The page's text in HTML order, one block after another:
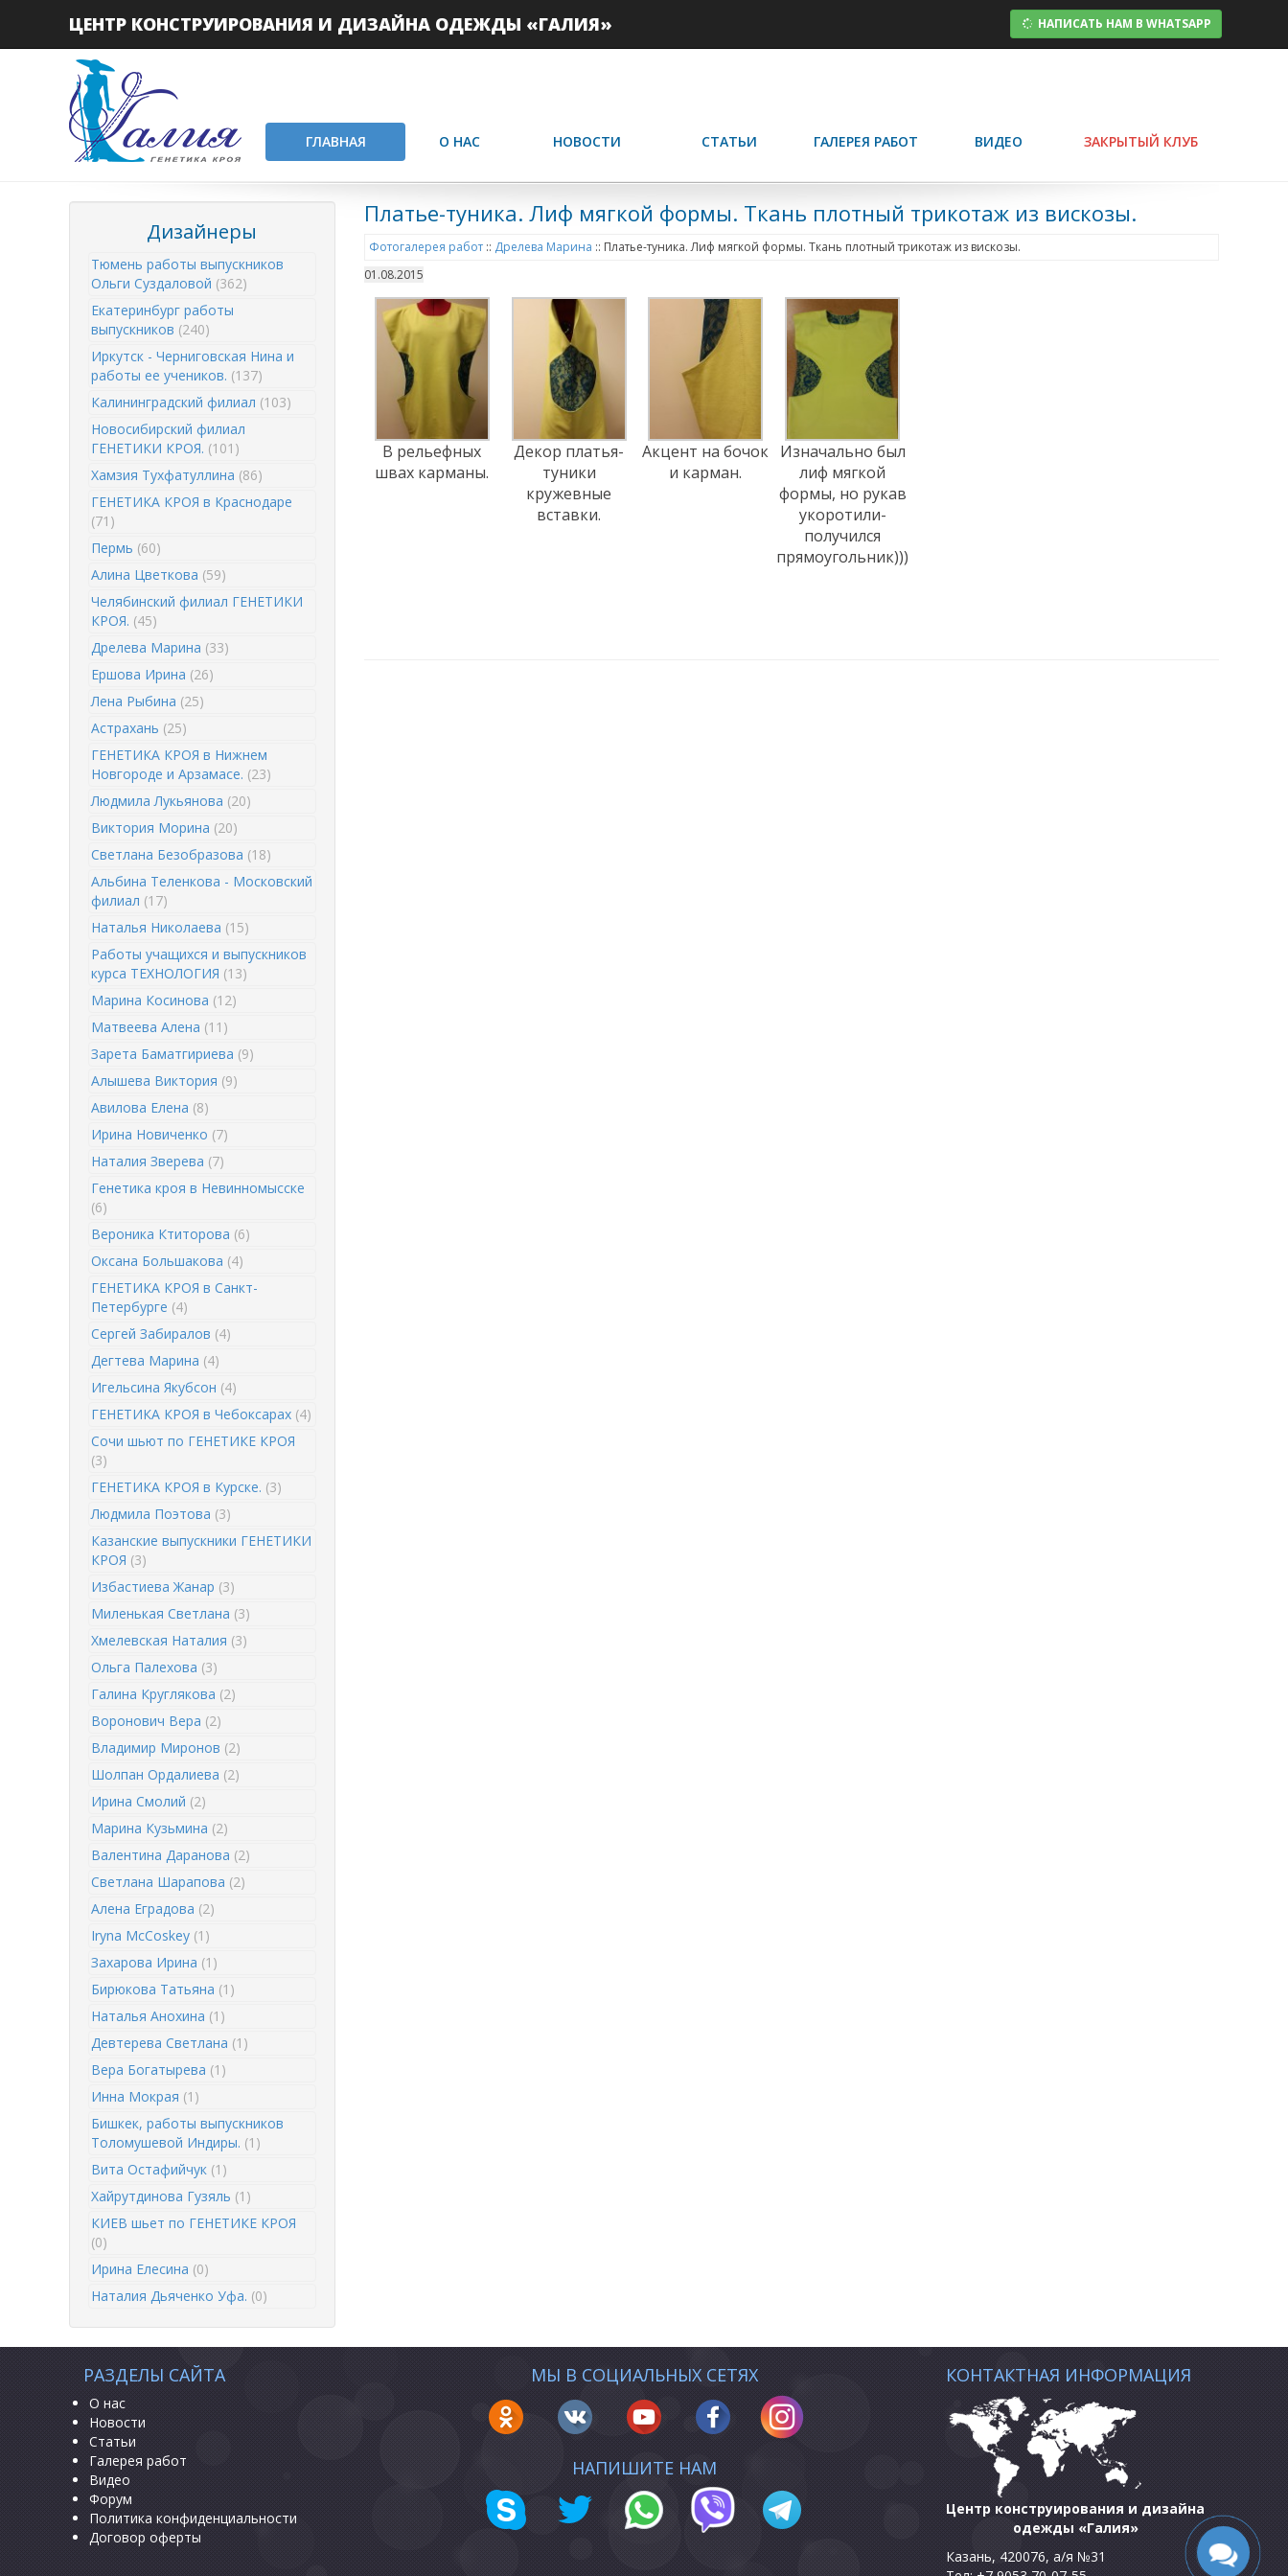
ЦЕНТР КОНСТРУИРОВАНИЯ И ДИЗАЙНА ОДЕЖДЫ «ГАЛИЯ» НАПИСАТЬ НАМ В WHATSAPP
ГЛАВНАЯ О НАС НОВОСТИ СТАТЬИ ГАЛЕРЕЯ РАБОТ ВИДЕО ЗАКРЫТЫЙ КЛУБ
Дизайнеры
Тюмень работы выпускников
Ольги Суздаловой (362)
Екатеринбург работы
выпускников (240)
Иркутск - Черниговская Нина и
работы ее учеников. (137)
Калининградский филиал (103)
Новосибирский филиал
ГЕНЕТИКИ КРОЯ. (101)
Хамзия Тухфатуллина (86)
ГЕНЕТИКА КРОЯ в Краснодаре
(71)
Пермь (60)
Алина Цветкова (59)
Челябинский филиал ГЕНЕТИКИ
КРОЯ. (45)
Дрелева Марина (33)
Ершова Ирина (26)
Лена Рыбина (25)
Астрахань (25)
ГЕНЕТИКА КРОЯ в Нижнем
Новгороде и Арзамасе. (23)
Людмила Лукьянова (20)
Виктория Морина (20)
Светлана Безобразова (18)
Альбина Теленкова - Московский
филиал (17)
Наталья Николаева (15)
Работы учащихся и выпускников
курса ТЕХНОЛОГИЯ (13)
Марина Косинова (12)
Матвеева Алена (11)
Зарета Баматгириева (9)
Алышева Виктория (9)
Авилова Елена (8)
Ирина Новиченко (7)
Наталия Зверева (7)
Генетика кроя в Невинномысске
(6)
Вероника Ктиторова (6)
Оксана Большакова (4)
ГЕНЕТИКА КРОЯ в Санкт-
Петербурге (4)
Сергей Забиралов (4)
Дегтева Марина (4)
Игельсина Якубсон (4)
ГЕНЕТИКА КРОЯ в Чебоксарах (4)
Сочи шьют по ГЕНЕТИКЕ КРОЯ
(3)
ГЕНЕТИКА КРОЯ в Курске. (3)
Людмила Поэтова (3)
Казанские выпускники ГЕНЕТИКИ
КРОЯ (3)
Избастиева Жанар (3)
Миленькая Светлана (3)
Хмелевская Наталия (3)
Ольга Палехова (3)
Галина Круглякова (2)
Воронович Вера (2)
Владимир Миронов (2)
Шолпан Ордалиева (2)
Ирина Смолий (2)
Марина Кузьмина (2)
Валентина Даранова (2)
Светлана Шарапова (2)
Алена Еградова (2)
Iryna McCoskey (1)
Захарова Ирина (1)
Бирюкова Татьяна (1)
Наталья Анохина (1)
Девтерева Светлана (1)
Вера Богатырева (1)
Инна Мокрая (1)
Бишкек, работы выпускников
Толомушевой Индиры. (1)
Вита Остафийчук (1)
Хайрутдинова Гузяль (1)
КИЕВ шьет по ГЕНЕТИКЕ КРОЯ
(0)
Ирина Елесина (0)
Наталия Дьяченко Уфа. (0)
Платье-туника. Лиф мягкой формы. Ткань плотный трикотаж из вискозы.
Фотогалерея работ:: Дрелева Марина :: Платье-туника. Лиф мягкой формы. Ткань плотный трикотаж из вискозы.
01.08.2015
В рельефных
швах карманы.
Декор платья-
туники
кружевные
вставки.
Акцент на бочок
и карман.
Изначально был
лиф мягкой
формы, но рукав
укоротили-
получился
прямоугольник)))
РАЗДЕЛЫ САЙТА
О нас
Новости
Статьи
Галерея работ
Видео
Форум
Политика конфиденциальности
Договор оферты
МЫ В СОЦИАЛЬНЫХ СЕТЯХ
НАПИШИТЕ НАМ
КОНТАКТНАЯ ИНФОРМАЦИЯ
Центр конструирования и дизайна
одежды «Галия»
Казань, 420076, а/я №31